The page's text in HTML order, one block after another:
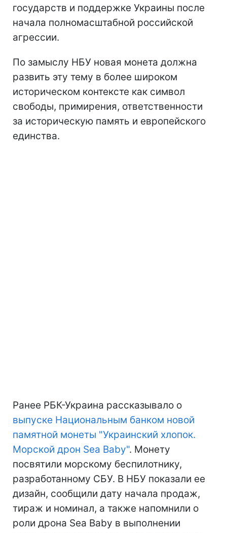
государств и поддержке Украины после
начала полномасштабной российской
агрессии.
По замыслу НБУ новая монета должна
развить эту тему в более широком
историческом контексте как символ
свободы, примирения, ответственности
за историческую память и европейского
единства.
Ранее РБК-Украина рассказывало о
выпуске Национальным банком новой
памятной монеты "Украинский хлопок.
Морской дрон Sea Baby". Монету
посвятили морскому беспилотнику,
разработанному СБУ. В НБУ показали ее
дизайн, сообщили дату начала продаж,
тираж и номинал, а также напомнили о
роли дрона Sea Baby в выполнении